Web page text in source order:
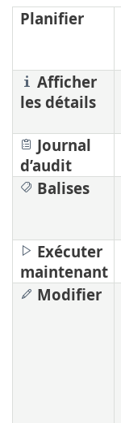
Planifier
Afficher
les détails
Journal
d’audit
Balises
Exécuter
maintenant
Modifier